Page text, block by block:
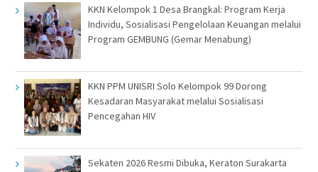
KKN Kelompok 1 Desa Brangkal: Program Kerja
Individu, Sosialisasi Pengelolaan Keuangan melalui
Program GEMBUNG (Gemar Menabung)
KKN PPM UNISRI Solo Kelompok 99 Dorong
Kesadaran Masyarakat melalui Sosialisasi
Pencegahan HIV
Sekaten 2026 Resmi Dibuka, Keraton Surakarta